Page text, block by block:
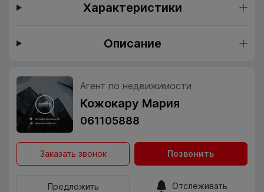
Характеристики
Описание
Агент по недвижимости
Кожокару Мария
061105888
Заказать звонок Позвонить
Предложить Отслеживать